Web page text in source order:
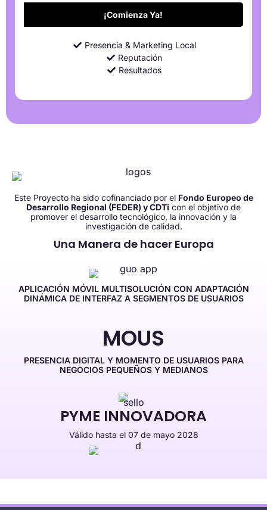
¡Comienza Ya!
Presencia & Marketing Local
Reputación
Resultados
Este Proyecto ha sido cofinanciado por el Fondo Europeo de
Desarrollo Regional (FEDER) yCDTi con el objetivo de
promover el desarrollo tecnológico, la innovación y la
investigación de calidad.
Una Manera de hacer Europa
APLICACIÓN MÓVIL MULTISOLUCIÓN CON ADAPTACIÓN
DINÁMICA DE INTERFAZ A SEGMENTOS DE USUARIOS
MOUS
PRESENCIA DIGITAL Y MOMENTO DE USUARIOS PARA
NEGOCIOS PEQUEÑOS Y MEDIANOS
PYME INNOVADORA
Válido hasta el 07 de mayo 2028
1хбет